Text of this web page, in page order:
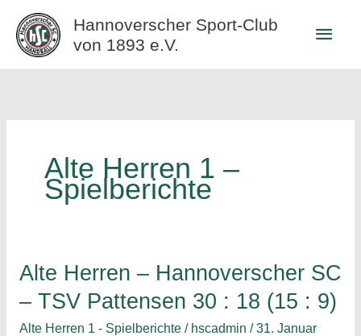
Inhalt
springen
Hannoverscher Sport-Club
von 1893 e.V.
Alte Herren 1 –
Spielberichte
Alte Herren – Hannoverscher SC
– TSV Pattensen 30 : 18 (15 : 9)
Alte Herren 1 - Spielberichte/ hscadmin /31. Januar